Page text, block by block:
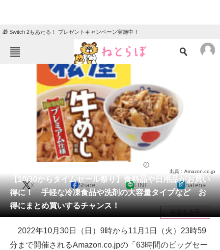
🎁 Switch 2もあたる！ プレゼントキャンペーン実施中！
ねとらぼメニュー
ニュース
クイズ
地域
教育・育児
リサーチ
会員記事
メディア
注目記事を集めた総合ページ
ITの今と未来を見通す
【10/30からタイムセール祭り】食料品や日用品がお買い
得に！ 手軽な冷凍食品や洗剤の大容量タイプなど お
得にまとめ買いするチャンス！
出典：Amazon.co.jp
X Share LINE hatena
目次を表示
2022年10月30日（日）9時から11月1日（火）23時59
分まで開催されるAmazon.co.jpの「63時間のビッグセー